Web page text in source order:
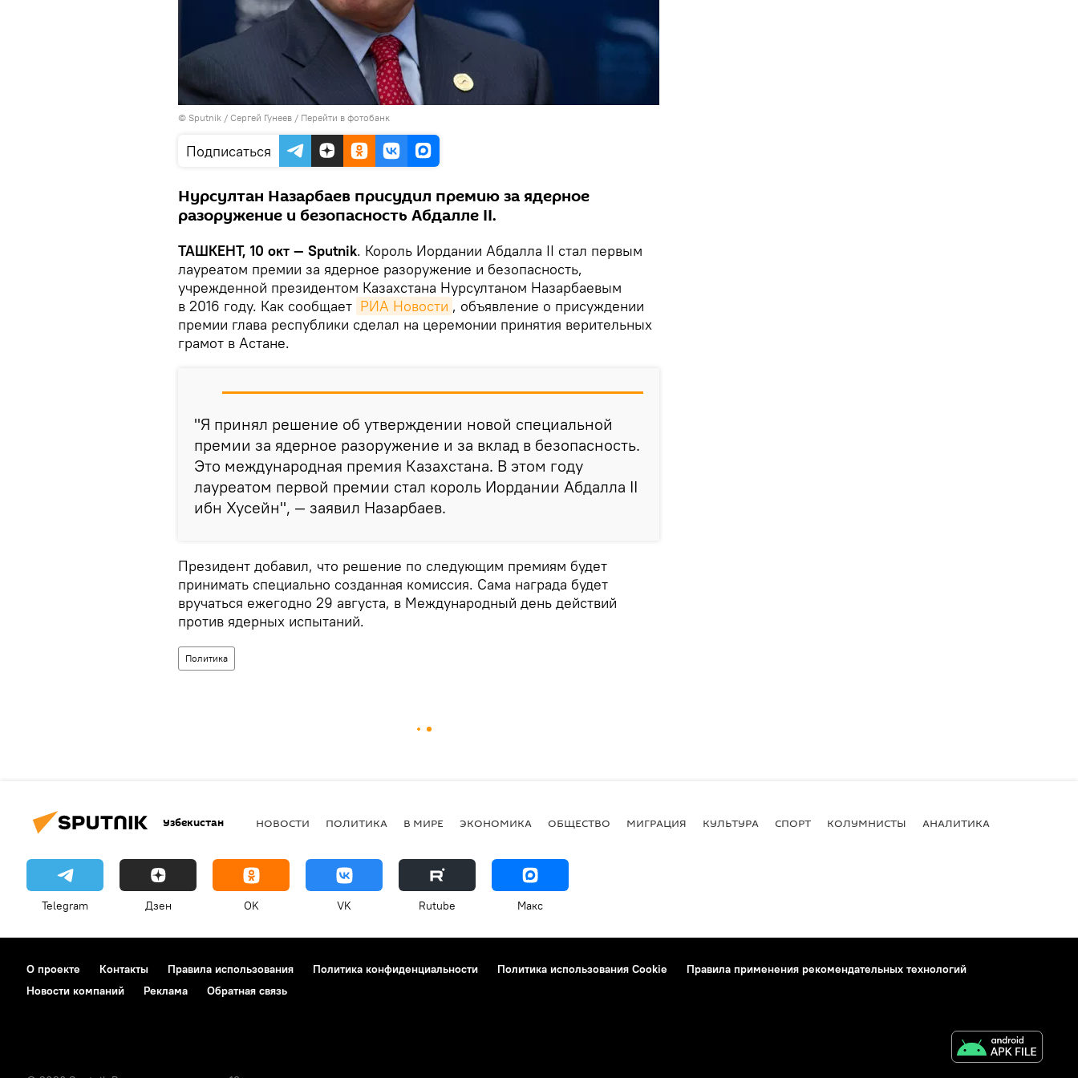
© Sputnik / Сергей Гунеев / Перейти в фотобанк
Подписаться
Нурсултан Назарбаев присудил премию за ядерное
разоружение и безопасность Абдалле II.
ТАШКЕНТ, 10 окт — Sputnik. Король Иордании Абдалла II стал первым
лауреатом премии за ядерное разоружение и безопасность,
учрежденной президентом Казахстана Нурсултаном Назарбаевым
в 2016 году. Как сообщает РИА Новости , объявление о присуждении
премии глава республики сделал на церемонии принятия верительных
грамот в Астане.
"Я принял решение об утверждении новой специальной
премии за ядерное разоружение и за вклад в безопасность.
Это международная премия Казахстана. В этом году
лауреатом первой премии стал король Иордании Абдалла II
ибн Хусейн", — заявил Назарбаев.
Президент добавил, что решение по следующим премиям будет
принимать специально созданная комиссия. Сама награда будет
вручаться ежегодно 29 августа, в Международный день действий
против ядерных испытаний.
Политика
Узбекистан НОВОСТИ ПОЛИТИКА В МИРЕ ЭКОНОМИКА ОБЩЕСТВО МИГРАЦИЯ КУЛЬТУРА СПОРТ КОЛУМНИСТЫ АНАЛИТИКА
Telegram Дзен OK VK Rutube Макс
О проекте Контакты Правила использования Политика конфиденциальности Политика использования Cookie
Правила применения рекомендательных технологий
Новости компаний
Реклама Обратная связь